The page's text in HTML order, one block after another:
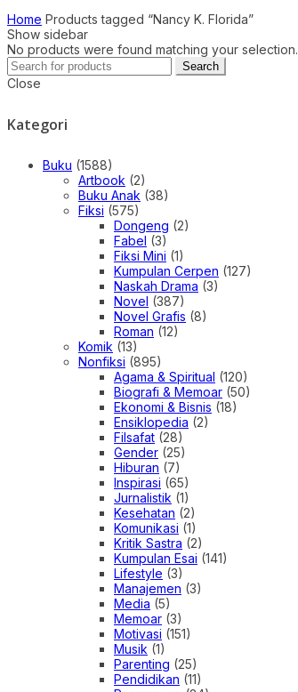
Home Products tagged “Nancy K. Florida”
Show sidebar
No products were found matching your selection.
Search
for:
Search
Close
Kategori
Buku (1588)
Artbook (2)
Buku Anak (38)
Fiksi (575)
Dongeng (2)
Fabel (3)
Fiksi Mini (1)
Kumpulan Cerpen (127)
Naskah Drama (3)
Novel (387)
Novel Grafis (8)
Roman (12)
Komik (13)
Nonfiksi (895)
Agama & Spiritual (120)
Biografi & Memoar (50)
Ekonomi & Bisnis (18)
Ensiklopedia (2)
Filsafat (28)
Gender (25)
Hiburan (7)
Inspirasi (65)
Jurnalistik (1)
Kesehatan (2)
Komunikasi (1)
Kritik Sastra (2)
Kumpulan Esai (141)
Lifestyle (3)
Manajemen (3)
Media (5)
Memoar (3)
Motivasi (151)
Musik (1)
Parenting (25)
Pendidikan (11)